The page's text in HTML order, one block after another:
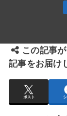
この記事
記事をお届け
ポスト